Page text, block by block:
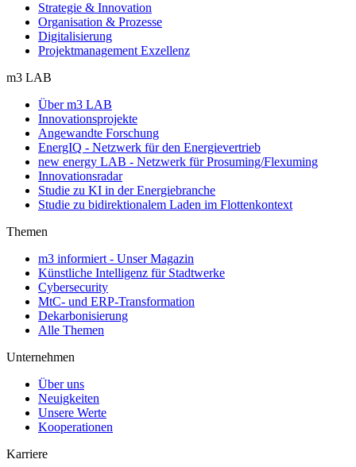
Strategie & Innovation
Organisation & Prozesse
Digitalisierung
Projektmanagement Exzellenz
m3 LAB
Über m3 LAB
Innovationsprojekte
Angewandte Forschung
EnergIQ - Netzwerk für den Energievertrieb
new energy LAB - Netzwerk für Prosuming/Flexuming
Innovationsradar
Studie zu KI in der Energiebranche
Studie zu bidirektionalem Laden im Flottenkontext
Themen
m3 informiert - Unser Magazin
Künstliche Intelligenz für Stadtwerke
Cybersecurity
MtC- und ERP-Transformation
Dekarbonisierung
Alle Themen
Unternehmen
Über uns
Neuigkeiten
Unsere Werte
Kooperationen
Karriere